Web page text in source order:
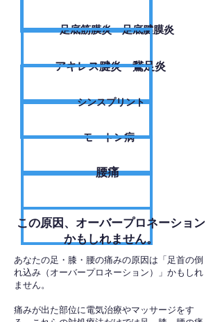
足底筋膜炎・足底腱膜炎
アキレス腱炎・鵞足炎
シンスプリント
モートン病
腰痛
​この原因、オーバープロネーション
かもしれません。
あなたの足・膝・腰の痛みの原因は「足首の倒
れ込み（オーバープロネーション）」かもしれ
ません。
痛みが出た部位に電気治療やマッサージをす